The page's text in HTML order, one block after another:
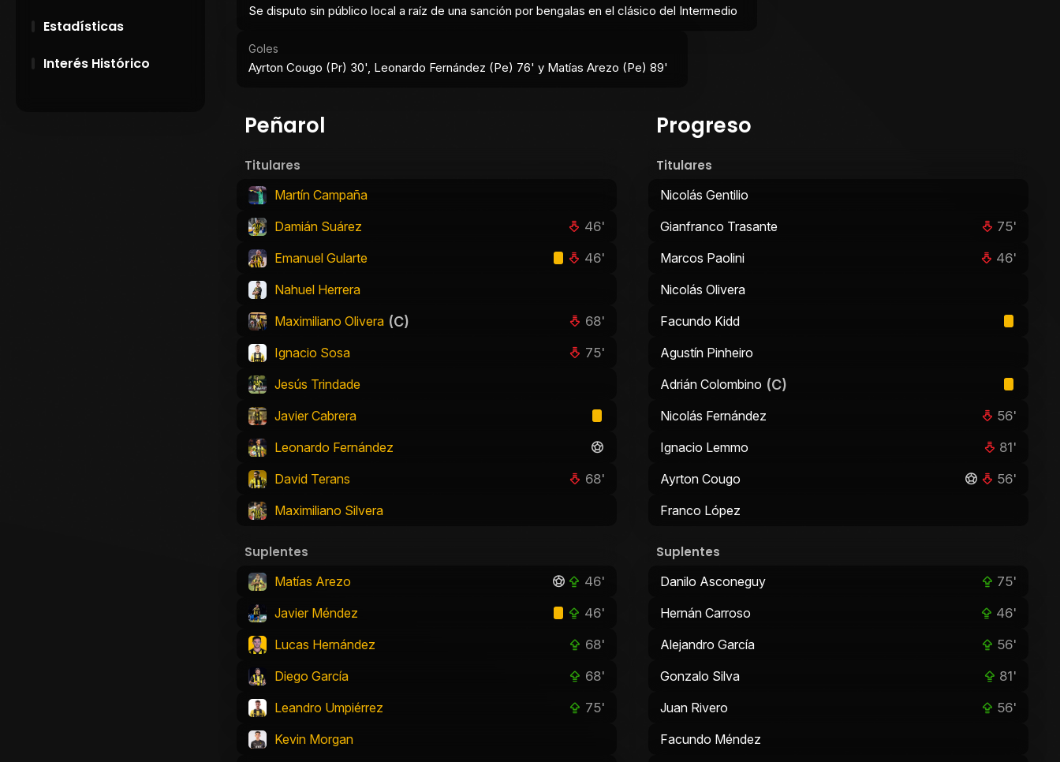
Estadísticas
Interés Histórico
Se disputo sin público local a raíz de una sanción por bengalas en el clásico del Intermedio
Goles
Ayrton Cougo (Pr) 30', Leonardo Fernández (Pe) 76' y Matías Arezo (Pe) 89'
Peñarol
Titulares
Martín Campaña
Damián Suárez
46'
Emanuel Gularte 46'
Nahuel Herrera
Maximiliano Olivera (C) 68'
Ignacio Sosa 75'
Jesús Trindade
Javier Cabrera
Leonardo Fernández
David Terans
68'
Maximiliano Silvera
Suplentes
Matías Arezo 46'
Javier Méndez 46'
Lucas Hernández 68'
Diego García 68'
Leandro Umpiérrez 75'
Kevin Morgan
Progreso
Titulares
Nicolás Gentilio
Gianfranco Trasante
75'
Marcos Paolini 46'
Nicolás Olivera
Facundo Kidd
Agustín Pinheiro
Adrián Colombino (C)
Nicolás Fernández 56'
Ignacio Lemmo 81'
Ayrton Cougo 56'
Franco López
Suplentes
Danilo Asconeguy 75'
Hernán Carroso 46'
Alejandro García 56'
Gonzalo Silva 81'
Juan Rivero 56'
Facundo Méndez